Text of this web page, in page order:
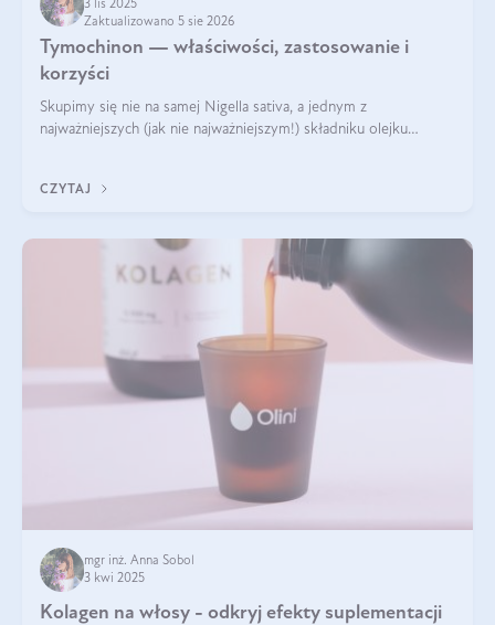
3 lis 2025
Zaktualizowano 5 sie 2026
Tymochinon — właściwości, zastosowanie i
korzyści
Skupimy się nie na samej Nigella sativa, a jednym z
najważniejszych (jak nie najważniejszym!) składniku olejku
CZYTAJ
mgr inż. Anna Sobol
3 kwi 2025
Kolagen na włosy - odkryj efekty suplementacji